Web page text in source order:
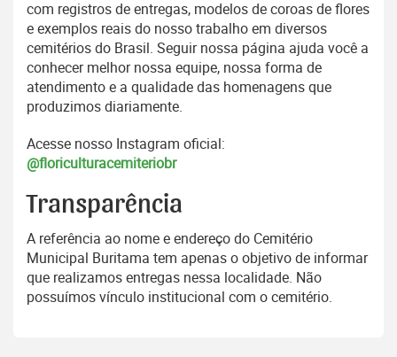
com registros de entregas, modelos de coroas de flores
e exemplos reais do nosso trabalho em diversos
cemitérios do Brasil. Seguir nossa página ajuda você a
conhecer melhor nossa equipe, nossa forma de
atendimento e a qualidade das homenagens que
produzimos diariamente.
Acesse nosso Instagram oficial:
@floriculturacemiteriobr
Transparência
A referência ao nome e endereço do Cemitério
Municipal Buritama tem apenas o objetivo de informar
que realizamos entregas nessa localidade. Não
possuímos vínculo institucional com o cemitério.